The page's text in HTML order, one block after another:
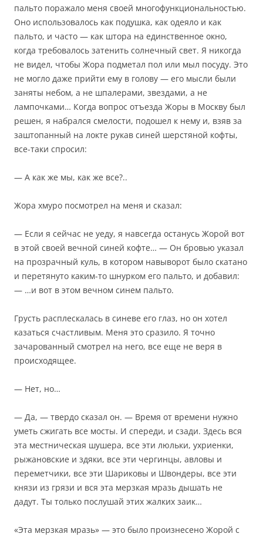
пальто поражало меня своей многофункциональностью.
Оно использовалось как подушка, как одеяло и как
пальто, и часто — как штора на единственное окно,
когда требовалось затенить солнечный свет. Я никогда
не видел, чтобы Жора подметал пол или мыл посуду. Это
не могло даже прийти ему в голову — его мысли были
заняты небом, а не шпалерами, звездами, а не
лампочками… Когда вопрос отъезда Жоры в Москву был
решен, я набрался смелости, подошел к нему и, взяв за
заштопанный на локте рукав синей шерстяной кофты,
все-таки спросил:
— А как же мы, как же все?..
Жора хмуро посмотрел на меня и сказал:
— Если я сейчас не уеду, я навсегда останусь Жорой вот
в этой своей вечной синей кофте… — Он бровью указал
на прозрачный куль, в котором навыворот было скатано
и перетянуто каким-то шнурком его пальто, и добавил:
— …и вот в этом вечном синем пальто.
Грусть расплескалась в синеве его глаз, но он хотел
казаться счастливым. Меня это сразило. Я точно
зачарованный смотрел на него, все еще не веря в
происходящее.
— Нет, но…
— Да, — твердо сказал он. — Время от времени нужно
уметь сжигать все мосты. И спереди, и сзади. Здесь вся
эта местническая шушера, все эти люльки, ухриенки,
рыжановские и здяки, все эти чергинцы, авловы и
переметчики, все эти Шариковы и Швондеры, все эти
князи из грязи и вся эта мерзкая мразь дышать не
дадут. Ты только послушай этих жалких заик…
«Эта мерзкая мразь» — это было произнесено Жорой с